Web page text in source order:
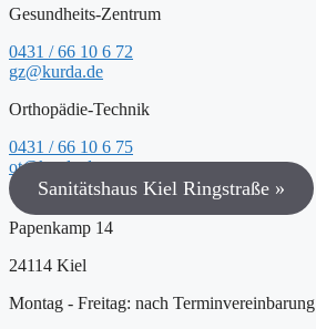
Gesundheits-Zentrum
0431 / 66 10 6 72
gz@kurda.de
Orthopädie-Technik
0431 / 66 10 6 75
ot@kurda.de
Sanitätshaus Kiel Ringstraße »
Papenkamp 14
24114 Kiel
Montag - Freitag: nach Terminvereinbarung